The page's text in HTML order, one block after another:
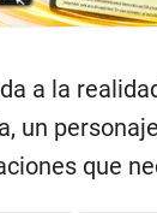
a la
un
que